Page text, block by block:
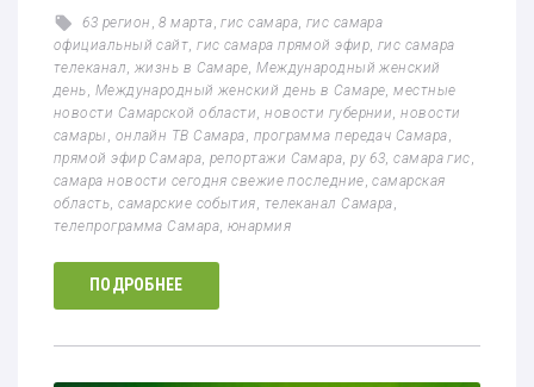
63 регион ,8 марта ,гис самара, гис самара
официальный сайт ,гис самара прямой эфир гис самара
телеканал
жизнь в Самаре ,Международный женский
день Международный женский день в Самаре ,местные
новости Самарской области ,новости губернии ,новости
самары
онлайн ТВ Самара программа передач Самара
прямой эфир Самара ,репортажи Самара ,ру 63 ,самара гис
самара новости сегодня свежие последние ,самарская
область ,самарские события телеканал Самара
телепрограмма Самара юнармия
ПОДРОБНЕЕ